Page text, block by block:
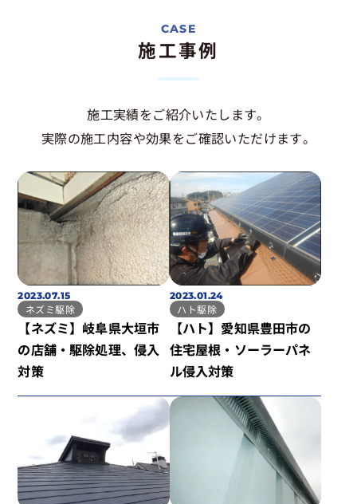
施工事例
施工実績をご紹介いたします。
実際の施工内容や効果をご確認いただけます。
2023.07.15
ネズミ駆除
【ネズミ】岐阜県大垣市
の店舗・駆除処理、侵入
対策
2023.01.24
ハト駆除
【ハト】愛知県豊田市の
住宅屋根・ソーラーパネ
ル侵入対策